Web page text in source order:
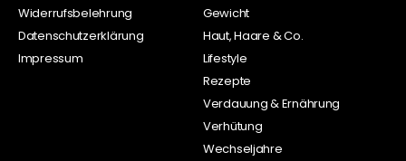
Widerrufsbelehrung
Datenschutzerklärung
Impressum
Gewicht
Haut, Haare & Co.
Lifestyle
Rezepte
Verdauung & Ernährung
Verhütung
Wechseljahre